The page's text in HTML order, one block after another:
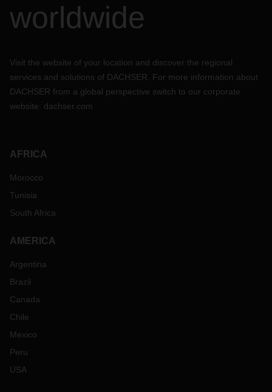
worldwide
Visit the website of your location and discover the regional
services and solutions of DACHSER. For more information about
DACHSER from a global perspective switch to our corporate
website: dachser.com
AFRICA
Morocco
Tunisia
South Africa
AMERICA
Argentina
Brazil
Canada
Chile
Mexico
Peru
USA